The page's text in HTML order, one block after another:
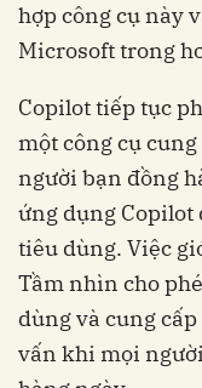
hợp công cụ này
Microsoft trong
Copilot tiếp tục
một công cụ
người bạn đồng
ứng dụng Copilot
tiêu dùng. Việc
Tầm nhìn cho
dùng và cung
vấn khi mọi